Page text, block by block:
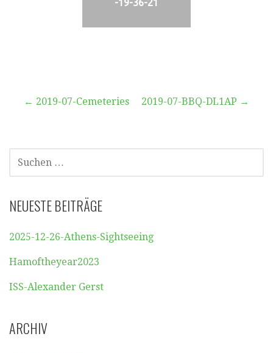
-19-36-21
Beitragsnavigation
← 2019-07-Cemeteries 2019-07-BBQ-DL1AP →
SUCHEN
NACH:
NEUESTE BEITRÄGE
2025-12-26-Athens-Sightseeing
Hamoftheyear2023
ISS-Alexander Gerst
ARCHIV